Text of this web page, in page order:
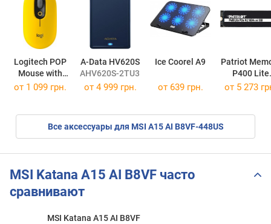
Logitech POP
Mouse with
Emoji
A-Data HV620S
AHV620S-2TU31-CBL
Ice Coorel A9
Patriot
P400 Lite
от 1 099 грн. от 4 999 грн. от 639 грн. от 5 273
Все аксессуары для MSI A15 AI B8VF-448US
MSI Katana A15 AI B8VF часто
сравнивают
MSI Katana A15 AI B8VF